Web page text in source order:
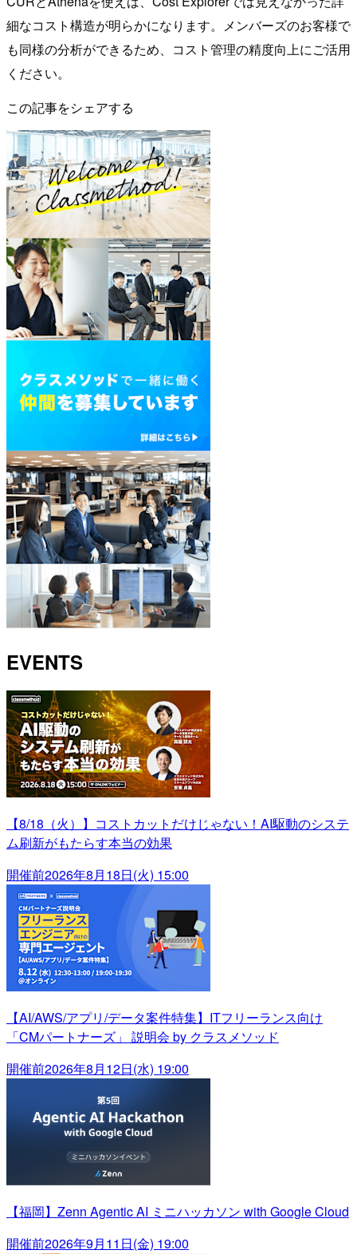
細なコスト構造が明らかになります。メンバーズのお客様で
も同様の分析ができるため、コスト管理の精度向上にご活用
ください。
この記事をシェアする
EVENTS
【8/18（火）】コストカットだけじゃない！AI駆動のシステ
ム刷新がもたらす本当の効果
開催前2026年8月18日(火) 15:00
【AI/AWS/アプリ/データ案件特集】ITフリーランス向け
「CMパートナーズ」 説明会 by クラスメソッド
開催前2026年8月12日(水) 19:00
【福岡】Zenn Agentic AI ミニハッカソン with Google Cloud
開催前2026年9月11日(金) 19:00